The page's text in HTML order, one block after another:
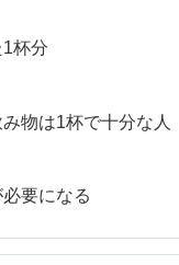
杯分
物は1杯で十分な人
要になる